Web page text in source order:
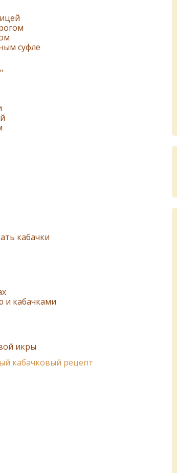
суфле
кабачки
и кабачками
икры
кабачковый рецепт